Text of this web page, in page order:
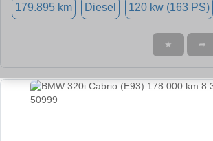
179.895 km Diesel 120 kw (163 PS)
★ ➦